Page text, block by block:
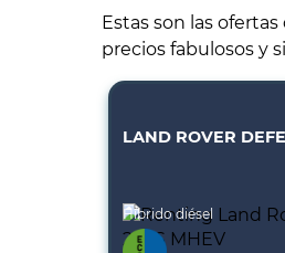
Estas son las
precios fabulosos y
LAND ROVER
Híbrido diésel